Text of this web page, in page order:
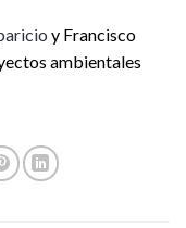
y Francisco
ambientales